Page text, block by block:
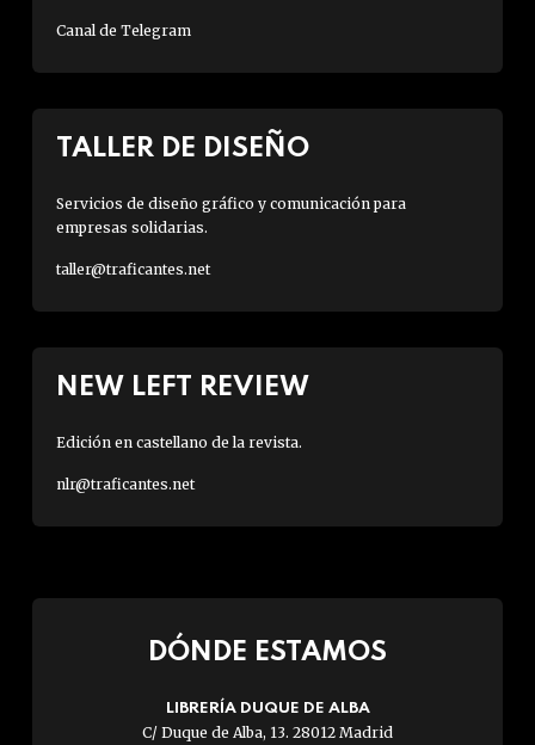
Canal de Telegram
TALLER DE DISEÑO
Servicios de diseño gráfico y comunicación para
empresas solidarias.
taller@traficantes.net
NEW LEFT REVIEW
Edición en castellano de la revista.
nlr@traficantes.net
DÓNDE ESTAMOS
LIBRERÍA DUQUE DE ALBA
C/ Duque de Alba, 13. 28012 Madrid